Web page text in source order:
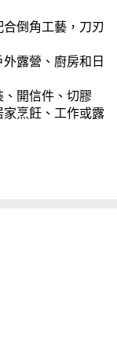
合倒角工藝，刀刃
露營、廚房和日
、開信件、切膠
烹飪、工作或露